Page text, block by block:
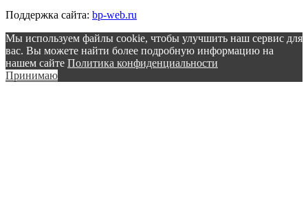
Поддержка сайта: bp-web.ru
Мы используем файлы cookie, чтобы улучшить наш сервис для
вас. Вы можете найти более подробную информацию на
нашем сайте Политика конфиденциальности
Принимаю